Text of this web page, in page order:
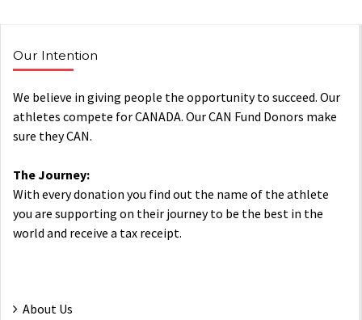
Our Intention
We believe in giving people the opportunity to succeed. Our
athletes compete for CANADA. Our CAN Fund Donors make
sure they CAN.
The Journey:
With every donation you find out the name of the athlete
you are supporting on their journey to be the best in the
world and receive a tax receipt.
About Us